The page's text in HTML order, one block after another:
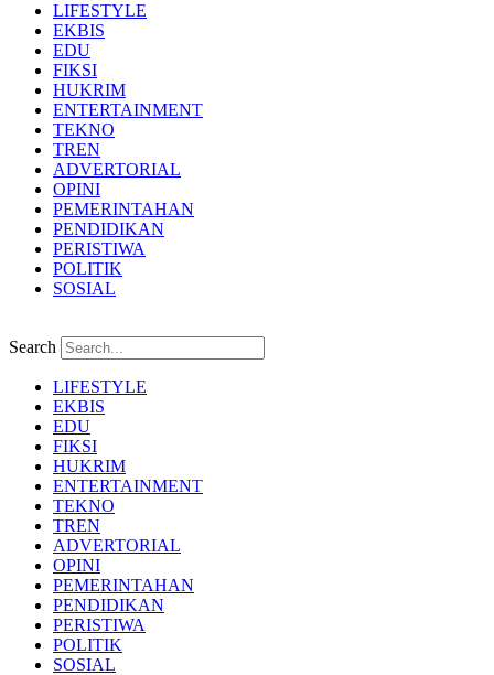
LIFESTYLE
EKBIS
EDU
FIKSI
HUKRIM
ENTERTAINMENT
TEKNO
TREN
ADVERTORIAL
OPINI
PEMERINTAHAN
PENDIDIKAN
PERISTIWA
POLITIK
SOSIAL
Search
LIFESTYLE
EKBIS
EDU
FIKSI
HUKRIM
ENTERTAINMENT
TEKNO
TREN
ADVERTORIAL
OPINI
PEMERINTAHAN
PENDIDIKAN
PERISTIWA
POLITIK
SOSIAL